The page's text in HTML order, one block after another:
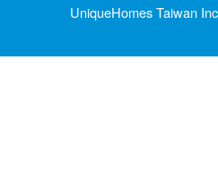
UniqueHomes Taiwan